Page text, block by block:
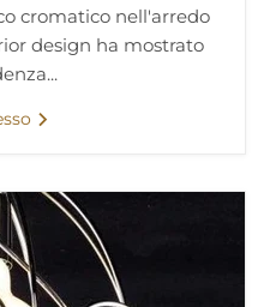
cromatico nell'arredo
design ha mostrato